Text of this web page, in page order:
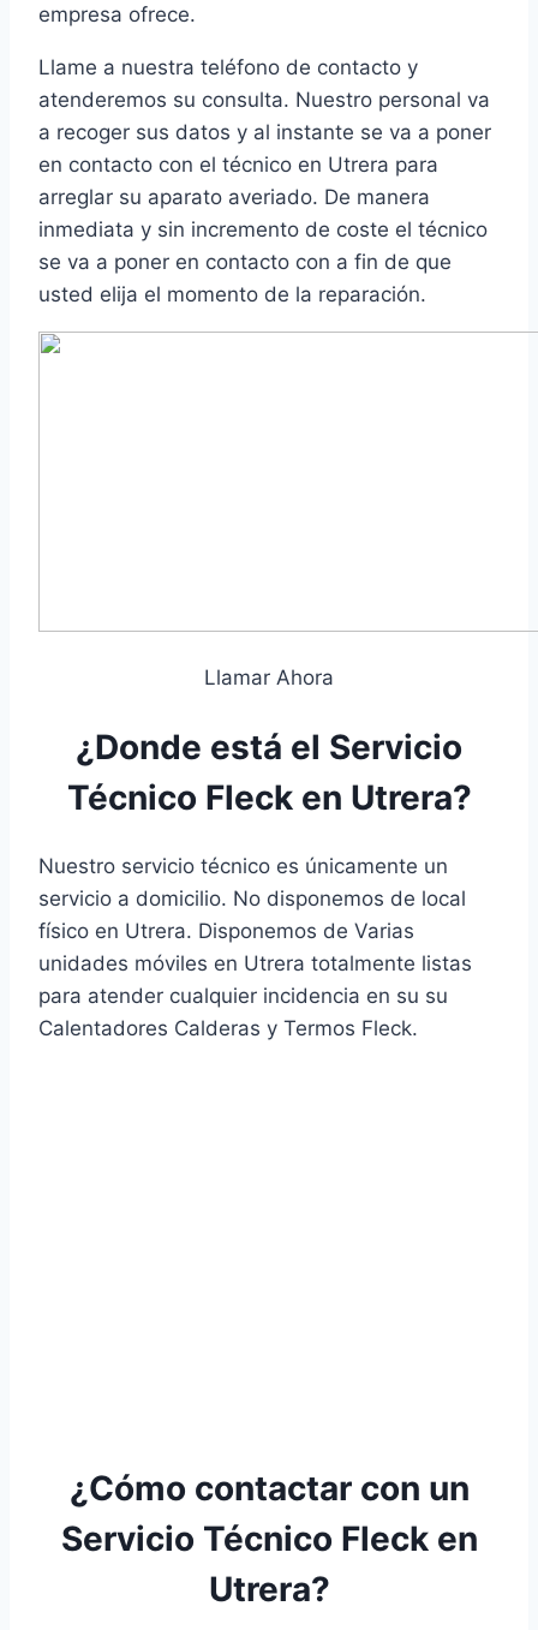
empresa ofrece.
Llame a nuestra teléfono de contacto y
atenderemos su consulta. Nuestro personal va
a recoger sus datos y al instante se va a poner
en contacto con el técnico en Utrera para
arreglar su aparato averiado. De manera
inmediata y sin incremento de coste el técnico
se va a poner en contacto con a fin de que
usted elija el momento de la reparación.
Llamar Ahora
¿Donde está el Servicio
Técnico Fleck en Utrera?
Nuestro servicio técnico es únicamente un
servicio a domicilio. No disponemos de local
físico en Utrera. Disponemos de Varias
unidades móviles en Utrera totalmente listas
para atender cualquier incidencia en su su
Calentadores Calderas y Termos Fleck.
¿Cómo contactar con un
Servicio Técnico Fleck en
Utrera?